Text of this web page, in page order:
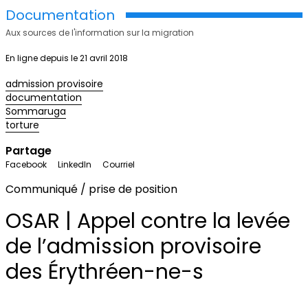
Documentation
Aux sources de l'information sur la migration
En ligne depuis le 21 avril 2018
admission provisoire
documentation
Sommaruga
torture
Partage
Facebook LinkedIn Courriel
Communiqué / prise de position
OSAR | Appel contre la levée
de l’admission provisoire
des Érythréen-ne-s